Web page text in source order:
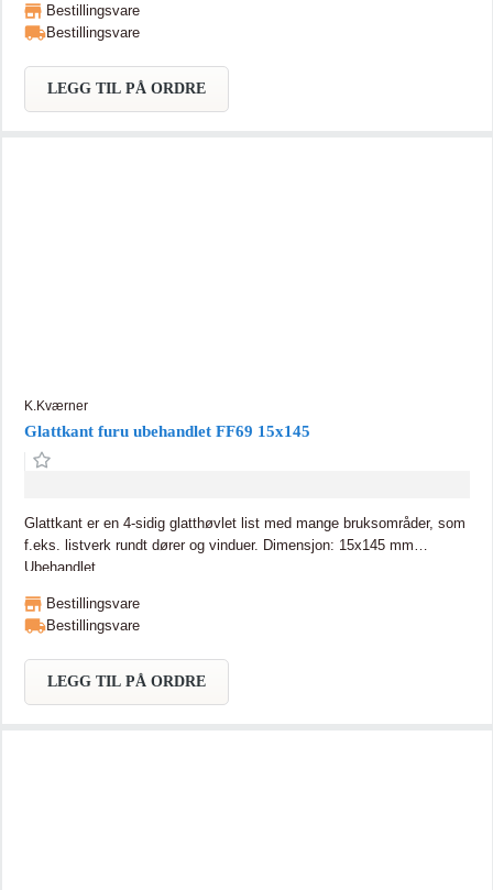
Bestillingsvare
Bestillingsvare
LEGG TIL PÅ ORDRE
K.Kværner
Glattkant furu ubehandlet FF69 15x145
Glattkant er en 4-sidig glatthøvlet list med mange bruksområder, som
f.eks. listverk rundt dører og vinduer. Dimensjon: 15x145 mm
Ubehandlet
Bestillingsvare
Bestillingsvare
LEGG TIL PÅ ORDRE